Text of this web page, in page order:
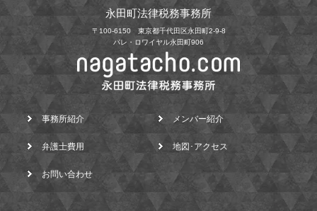
永田町法律税務事務所
〒100-6150 東京都千代田区永田町2-9-8
パレ・ロワイヤル永田町906
事務所紹介 メンバー紹介
弁護士費用 地図･アクセス
お問い合わせ